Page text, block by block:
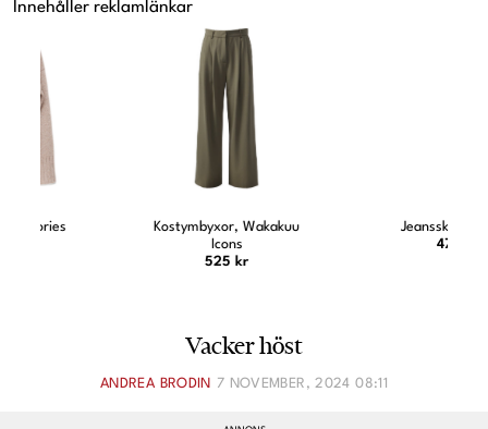
Innehåller reklamlänkar
Kostymbyxor, Wakakuu
Jeansskjorta, Ellos
Vacker höst
ANDREA BRODIN 7 NOVEMBER, 2024 08:11